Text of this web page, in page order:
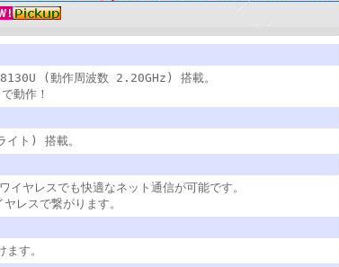
(動作周波数 2.20GHz) 搭載。
動作！
イト) 搭載。
ヤレスでも快適なネット通信が可能です。
レスで繋がります。
す。